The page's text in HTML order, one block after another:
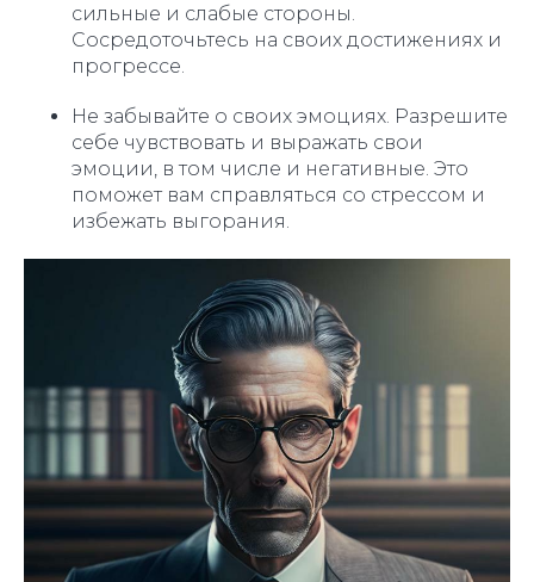
сильные и слабые стороны.
Сосредоточьтесь на своих достижениях и
прогрессе.
Не забывайте о своих эмоциях. Разрешите
себе чувствовать и выражать свои
эмоции, в том числе и негативные. Это
поможет вам справляться со стрессом и
избежать выгорания.